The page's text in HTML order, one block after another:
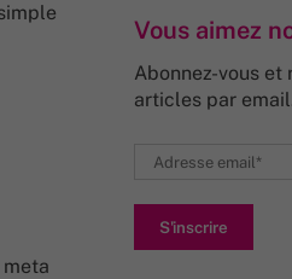
Vous aimez
Abonnez-vous et
articles par